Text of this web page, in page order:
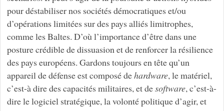
pour déstabiliser nos sociétés démocratiques et/ou
d’opérations limitées sur des pays alliés limitrophes,
comme les Baltes. D’où l’importance d’être dans une
posture crédible de dissuasion et de renforcer la résilience
des pays européens. Gardons toujours en tête qu’un
appareil de défense est composé dehardware, le matériel,
c’est-à dire des capacités militaires, et desoftware, c’est-à-
dire le logiciel stratégique, la volonté politique d’agir, et